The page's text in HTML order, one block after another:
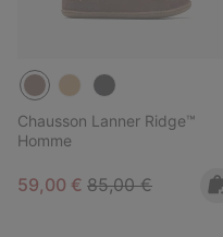
Chausson Lanner Ridge™
Homme
Sale price:
59,00 € Regular price:
85,00 €